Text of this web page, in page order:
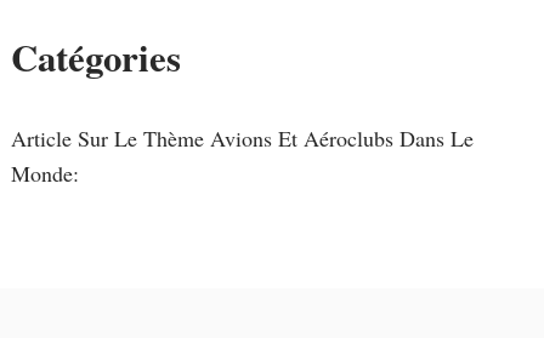
Catégories
Article Sur Le Thème Avions Et Aéroclubs Dans Le
Monde: